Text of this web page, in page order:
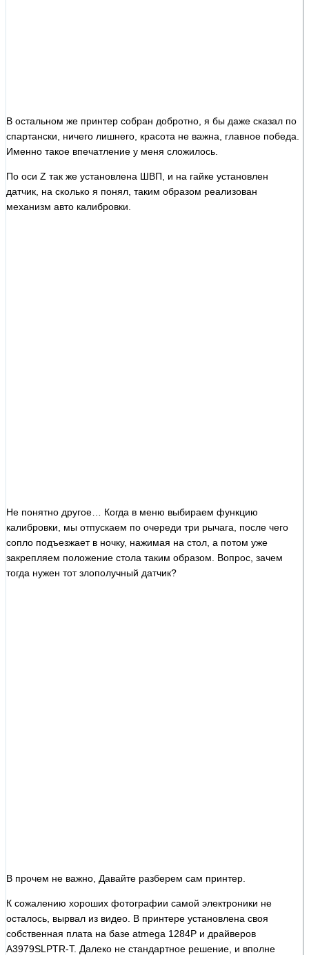
В остальном же принтер собран добротно, я бы даже сказал по
спартански, ничего лишнего, красота не важна, главное победа.
Именно такое впечатление у меня сложилось.
По оси Z так же установлена ШВП, и на гайке установлен
датчик, на сколько я понял, таким образом реализован
механизм авто калибровки.
Не понятно другое… Когда в меню выбираем функцию
калибровки, мы отпускаем по очереди три рычага, после чего
сопло подъезжает в ночку, нажимая на стол, а потом уже
закрепляем положение стола таким образом. Вопрос, зачем
тогда нужен тот злополучный датчик?
В прочем не важно, Давайте разберем сам принтер.
К сожалению хороших фотографии самой электроники не
осталось, вырвал из видео. В принтере установлена своя
собственная плата на базе atmega 1284P и драйверов
A3979SLPTR-T. Далеко не стандартное решение, и вполне